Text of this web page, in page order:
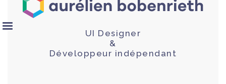
UI Designer
&
Développeur indépendant